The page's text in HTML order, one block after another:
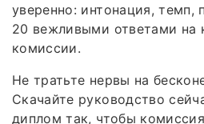
уверенно: интонация, темп,
20 вежливыми ответами на
комиссии.
Не тратьте нервы на
Скачайте руководство
диплом так, чтобы